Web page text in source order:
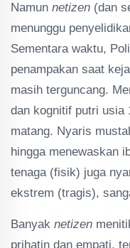
Namun netizen (dan
menunggu
Sementara waktu,
penampakan saat
masih terguncang.
dan kognitif putri usia
matang. Nyaris
hingga menewaskan
tenaga (fisik) juga
ekstrem (tragis),
Banyak netizen
prihatin dan empati,